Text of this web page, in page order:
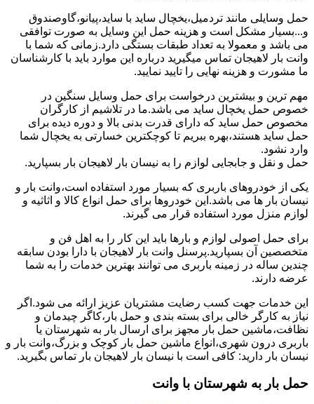
حمل وسایلی مانند تردمیل،یخچال ساید با ساید،پیانو،گاوصندوق
و...بسیار مشکل است و هزینه حمل این وسایل به صورت توافقی
می باشد و معمولا به تعداد طبقات بستگی دارد.زمانی که شما با
وانت بار لاهیجان تماس میگیرید درباره این موارد باید با کارشناسان
ما مشورت و هزینه نهایی را تایید نمایید.
مهم ترین و بیشترین درخواست برای حمل وسایل سنگین در
خصوص حمل یخچال ساید می باشد.ما در تلاشیم از کارگران
مخصوص حمل ساید که دارای قدرت بدنی بالا و دوره دیده برای
حمل ساید هستند،بهره ببریم تا کوچکترین خسارتی به یخچال شما
وارد نشود.
حمل و نقل و جابجایی لوازم را به نیسان بار لاهیجان بار بسپارید.
یکی از خودروهای باربری که بسیار مورد استفاده است،وانت بار و
نیسان بار ها می باشد.این خودروها برای حمل انواع کالا و اثاثیه و
لوازم منزل مورد استفاده قرار می گیرند.
برای حمل اصولی لوازم و بارها باید این کار را به اهل فن و
متخصصین آن بسپارید.پرسنل وانت بار لاهیجان با دارا بودن سابقه
چندین ساله در زمینه باربری می توانند بهترین خدمات را به شما
عرضه دارند.
این خدمات جهت کسب رضایت مشتریان عزیز ارائه می شود.اگر
نیاز به کارگر خالی برای بسته بندی و حمل بار،کاگر چیدمان و
نظافت،ماشین حمل بار مجهز برای ارسال بار به شهرستان یا
باربری درون شهری،انواع ماشین حمل بار کوچک و بزرگ،وانت بار و
نیسان بار دارید: کافی است با نیسان بار لاهیجان بار تماس بگیرید.
حمل بار به شهرستان با وانت